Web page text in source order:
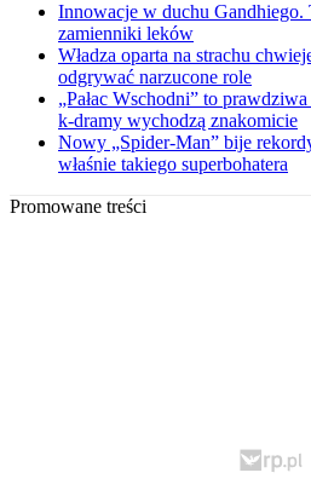
Innowacje w duchu Gandhiego.
zamienniki leków
Władza oparta na strachu
odgrywać narzucone role
„Pałac Wschodni” to
k-dramy wychodzą znakomicie
Nowy „Spider-Man” bije
właśnie takiego superbohatera
Promowane treści